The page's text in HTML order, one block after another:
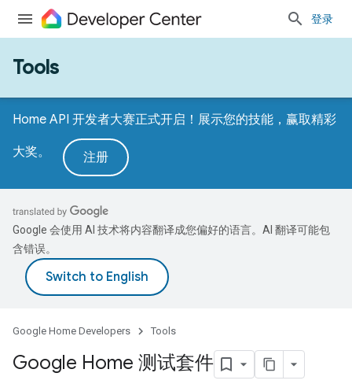
登录
Tools
Home API 开发者大赛正式开启！展示您的技能，赢取精彩
大奖。 注册
Google 会使用 AI 技术将内容翻译成您偏好的语言。AI 翻译可能包
含错误。
Google Home Developers Tools
Google Home 测试套件